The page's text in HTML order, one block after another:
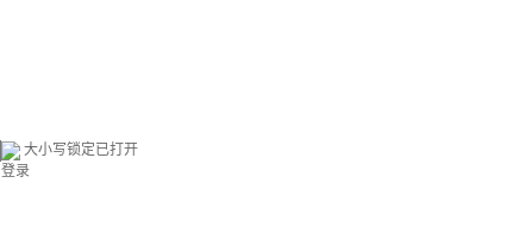
大小写锁定已打开
登录